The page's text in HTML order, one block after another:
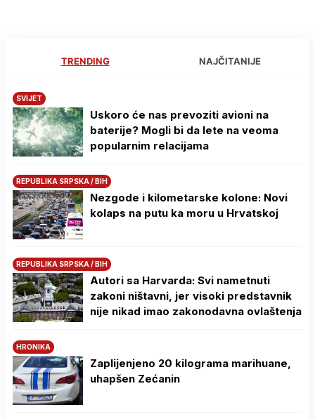
TRENDING NAJČITANIJE
SVIJET
Uskoro će nas prevoziti avioni na
baterije? Mogli bi da lete na veoma
popularnim relacijama
REPUBLIKA SRPSKA / BIH
Nezgode i kilometarske kolone: Novi
kolaps na putu ka moru u Hrvatskoj
REPUBLIKA SRPSKA / BIH
Autori sa Harvarda: Svi nametnuti
zakoni ništavni, jer visoki predstavnik
nije nikad imao zakonodavna ovlaštenja
HRONIKA
Zaplijenjeno 20 kilograma marihuane,
uhapšen Zećanin